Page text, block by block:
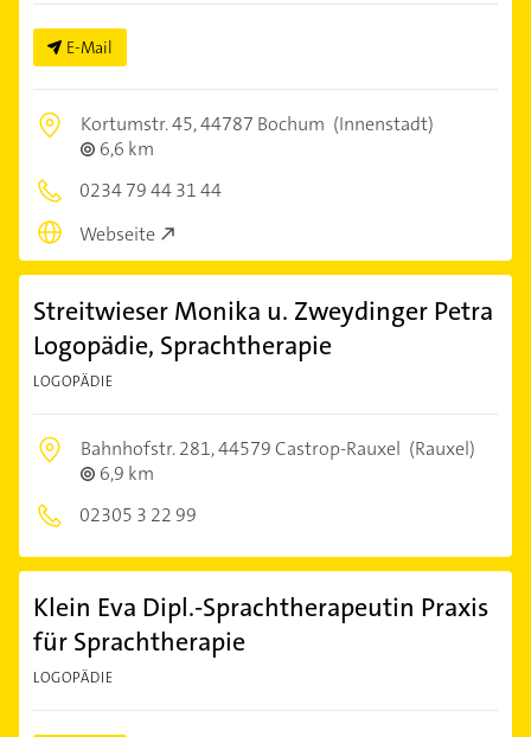
E-Mail
Kortumstr. 45,44787 Bochum (Innenstadt)
6,6 km
0234 79 44 31 44
Webseite
Streitwieser Monika u. Zweydinger Petra
Logopädie, Sprachtherapie
LOGOPÄDIE
Bahnhofstr. 281,44579 Castrop-Rauxel (Rauxel)
6,9 km
02305 3 22 99
Klein Eva Dipl.-Sprachtherapeutin Praxis
für Sprachtherapie
LOGOPÄDIE